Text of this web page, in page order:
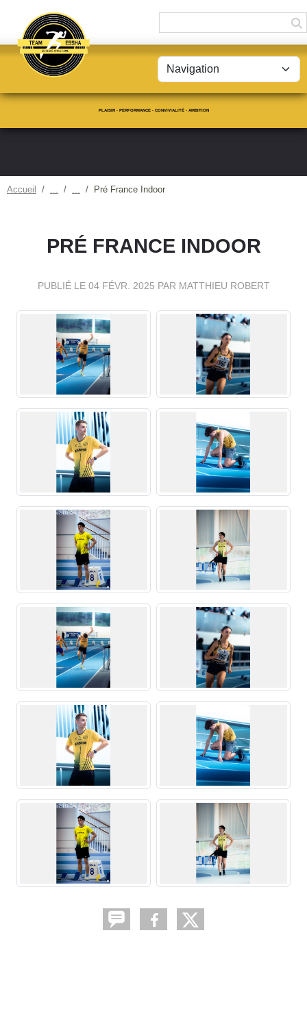
PLAISIR - PERFORMANCE - CONVIVIALITÉ - AMBITION
Accueil Pré France Indoor
PRÉ FRANCE INDOOR
PUBLIÉ LE 04 FÉVR. 2025 PAR MATTHIEU ROBERT